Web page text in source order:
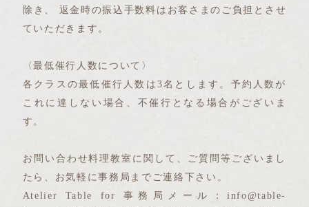
除き、 返金時の振込手数料はお客さまのご負担とさせ
ていただきます。
〈最低催行人数について〉
各クラスの最低催行人数は3名とします。予約人数が
これに達しない場合、不催行となる場合がございま
す。
お問い合わせ料理教室に関して、ご質問等ございまし
たら、お気軽に事務局までご連絡下さい。
Atelier Table for 事務局メール：info@table-